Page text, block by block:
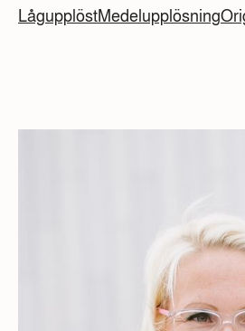
LågupplöstMedelupplösning